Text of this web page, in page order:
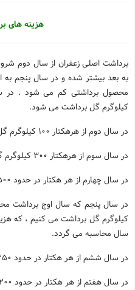
هزینه های
برداشت اصلی زعفران از سال دوم
به بعد بیشتر شده و در سال پنجم
کیلوگرم گل برداشت می شود.
در سال دوم از هرهکتار 100 کیلوگرم گل زعفران برداشت می نمایم.
در سال سوم از هرهکتار 300 کیلوگرم گل زعفران برداشت می نمایم.
در سال چهارم از هر هکتار در حدود 500 کیلوگرم گل زعفران برداشت می شود .
کیلوگرم گل برداشت می کنیم ، که
سال محاسبه می گردد.
در سال ششم از هر هکتار در حدود 250 کیلوگرم گل برداشت می کنیم.
در سال هفتم از هر هکتار در حدود 200 کیلوگرم گل برداشت می شود .